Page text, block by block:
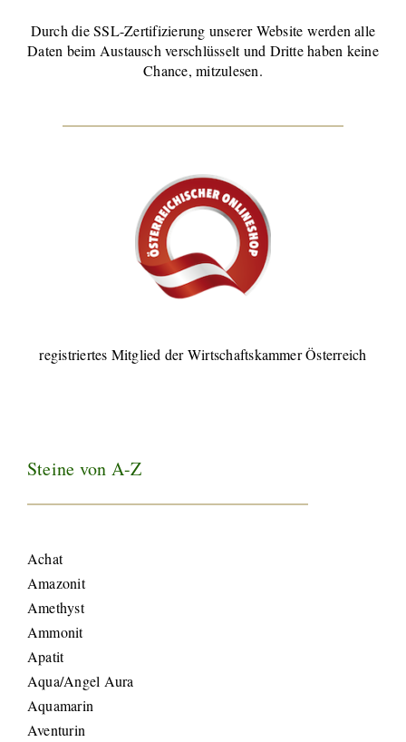
Durch die SSL-Zertifizierung unserer Website werden alle
Daten beim Austausch verschlüsselt und Dritte haben keine
Chance, mitzulesen.
registriertes Mitglied der Wirtschaftskammer Österreich
Steine von A-Z
Achat
Amazonit
Amethyst
Ammonit
Apatit
Aqua/Angel Aura
Aquamarin
Aventurin